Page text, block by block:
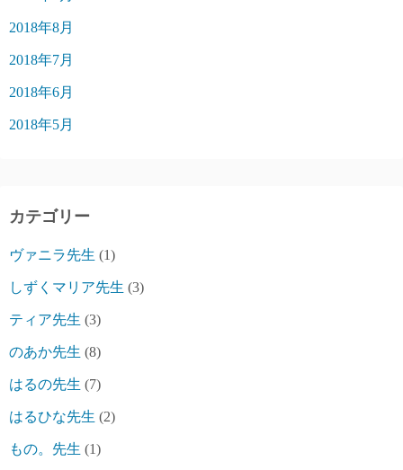
2018年8月
2018年7月
2018年6月
2018年5月
カテゴリー
ヴァニラ先生 (1)
しずくマリア先生 (3)
ティア先生 (3)
のあか先生 (8)
はるの先生 (7)
はるひな先生 (2)
もの。先生 (1)